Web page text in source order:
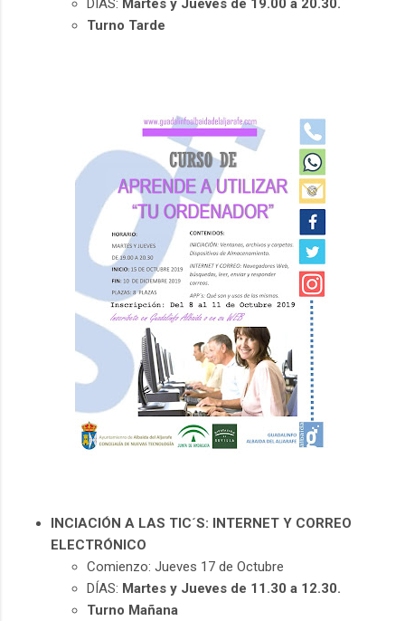
DÍAS: Martes y Jueves de 19.00 a 20.30.
Turno Tarde
INCIACIÓN A LAS TIC´S: INTERNET Y CORREO
ELECTRÓNICO
Comienzo: Jueves 17 de Octubre
DÍAS: Martes y Jueves de 11.30 a 12.30.
Turno Mañana